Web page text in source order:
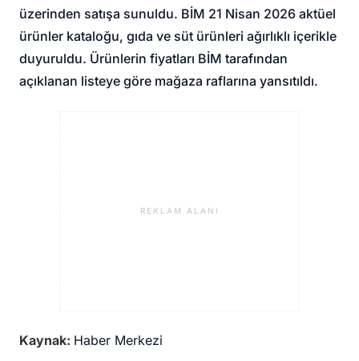
üzerinden satışa sunuldu. BİM 21 Nisan 2026 aktüel
ürünler kataloğu, gıda ve süt ürünleri ağırlıklı içerikle
duyuruldu. Ürünlerin fiyatları BİM tarafından
açıklanan listeye göre mağaza raflarına yansıtıldı.
REKLAM ALANI
Kaynak: Haber Merkezi